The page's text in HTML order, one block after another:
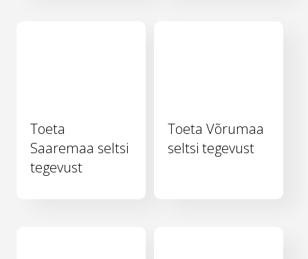
Toeta
Saaremaa seltsi
tegevust
Toeta Võrumaa
seltsi tegevust